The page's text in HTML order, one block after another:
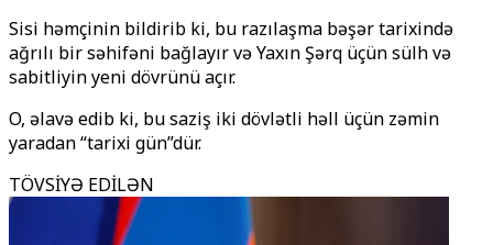
Sisi həmçinin bildirib ki, bu razılaşma bəşər tarixində
ağrılı bir səhifəni bağlayır və Yaxın Şərq üçün sülh və
sabitliyin yeni dövrünü açır.
O, əlavə edib ki, bu saziş iki dövlətli həll üçün zəmin
yaradan “tarixi gün”dür.
TÖVSİYƏ EDİLƏN